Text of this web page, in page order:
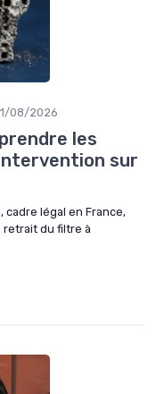
08/2026
les
sur
légal en France,
du filtre à